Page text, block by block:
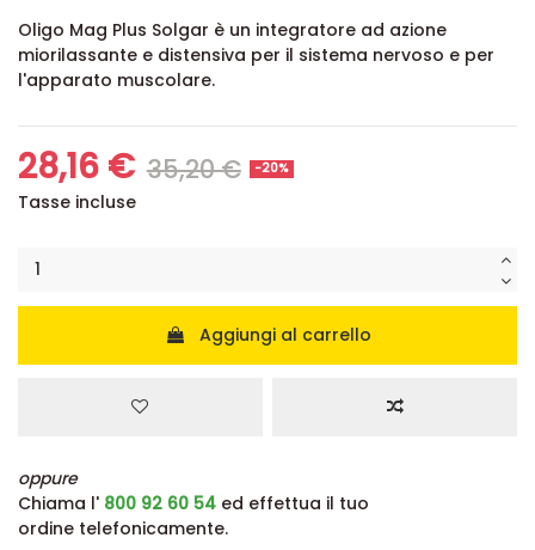
Oligo Mag Plus Solgar è un integratore ad azione
miorilassante e distensiva per il sistema nervoso e per
l'apparato muscolare.
28,16 € 35,20 € -20%
Tasse incluse
Aggiungi al carrello
oppure
Chiama l' 800 92 60 54 ed effettua il tuo
ordine telefonicamente.